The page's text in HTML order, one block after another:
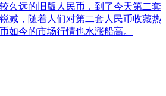
久远的旧版人民币，到了今天第二套
减，随着人们对第二套人民币收藏热
如今的市场行情也水涨船高。